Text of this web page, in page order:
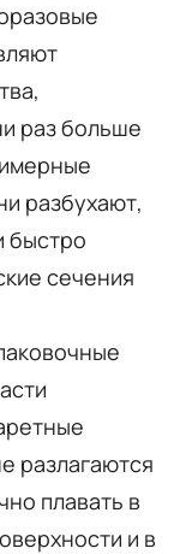
раз больше
разбухают,
быстро
сечения
разлагаются
плавать в
и в